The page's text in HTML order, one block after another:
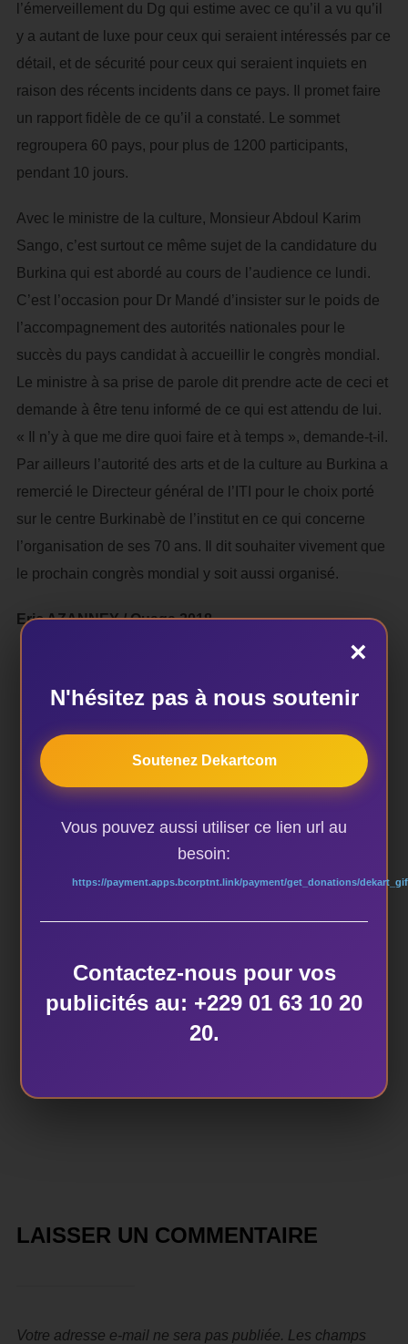
l’émerveillement du Dg qui estime avec ce qu’il a vu qu’il
y a autant de luxe pour ceux qui seraient intéressés par ce
détail, et de sécurité pour ceux qui seraient inquiets en
raison des récents incidents dans ce pays. Il promet faire
un rapport fidèle de ce qu’il a constaté. Le sommet
regroupera 60 pays, pour plus de 1200 participants,
pendant 10 jours.
Avec le ministre de la culture, Monsieur Abdoul Karim
Sango, c’est surtout ce même sujet de la candidature du
Burkina qui est abordé au cours de l’audience ce lundi.
C’est l’occasion pour Dr Mandé d’insister sur le poids de
l’accompagnement des autorités nationales pour le
succès du pays candidat à accueillir le congrès mondial.
Le ministre à sa prise de parole dit prendre acte de ceci et
demande à être tenu informé de ce qui est attendu de lui.
« Il n’y à que me dire quoi faire et à temps », demande-t-il.
Par ailleurs l’autorité des arts et de la culture au Burkina a
remercié le Directeur général de l’ITI pour le choix porté
sur le centre Burkinabè de l’institut en ce qui concerne
l’organisation de ses 70 ans. Il dit souhaiter vivement que
le prochain congrès mondial y soit aussi organisé.
Eric AZANNEY / Ouaga 2018
ÉTIQUETTES
audience, Burkina Faso, CANDIDATURE,
congrès
mondial, ITI, visite
AUTEUR DE LA PUBLICATION
LAISSER UN COMMENTAIRE
Votre adresse e-mail ne sera pas publiée. Les champs
×
N'hésitez pas à nous soutenir
Soutenez Dekartcom
Vous pouvez aussi utiliser ce lien url au
besoin:
https://payment.apps.bcorptnt.link/payment/get_donations/
Contactez-nous pour vos
publicités au: +229 01 63 10 20
20.